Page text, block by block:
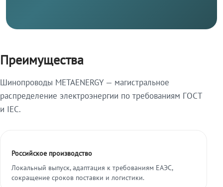
Преимущества
Шинопроводы METAENERGY — магистральное
распределение электроэнергии по требованиям ГОСТ
и IEC.
Российское производство
Локальный выпуск, адаптация к требованиям ЕАЭС,
сокращение сроков поставки и логистики.